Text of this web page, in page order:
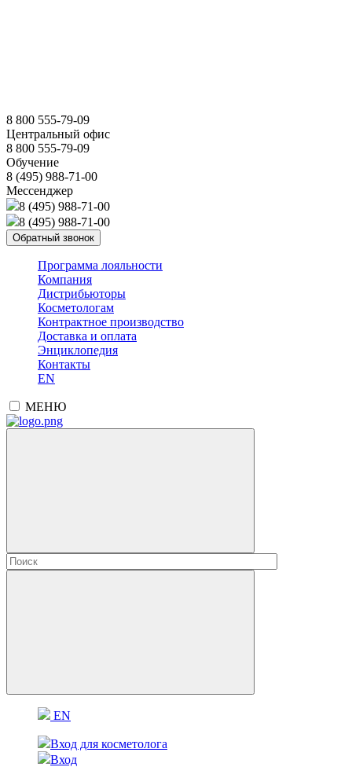
8 800 555-79-09
Центральный офис
8 800 555-79-09
Обучение
8 (495) 988-71-00
Мессенджер
8 (495) 988-71-00
8 (495) 988-71-00
Обратный звонок
Программа лояльности
Компания
Дистрибьюторы
Косметологам
Контрактное производство
Доставка и оплата
Энциклопедия
Контакты
EN
МЕНЮ
EN
Вход для косметолога
Вход